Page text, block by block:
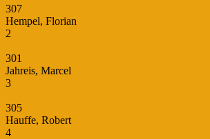
307
Hempel, Florian
2
301
Jahreis, Marcel
3
305
Hauffe, Robert
4